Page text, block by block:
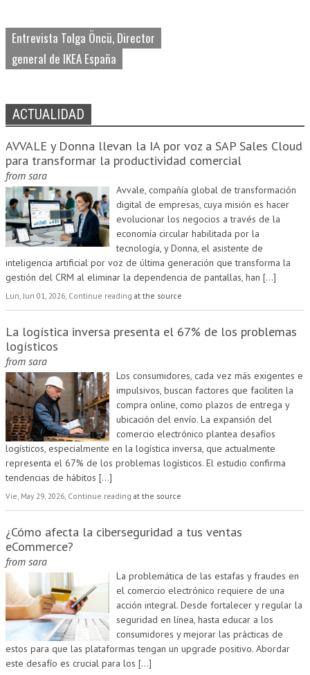
Entrevista Tolga Öncü, Director
general de IKEA España
ACTUALIDAD
AVVALE y Donna llevan la IA por voz a SAP Sales Cloud
para transformar la productividad comercial
from sara
Avvale, compañía global de transformación
digital de empresas, cuya misión es hacer
evolucionar los negocios a través de la
economía circular habilitada por la
tecnología, y Donna, el asistente de
inteligencia artificial por voz de última generación que transforma la
gestión del CRM al eliminar la dependencia de pantallas, han [...]
Lun, Jun 01, 2026, Continue reading at the source
La logística inversa presenta el 67% de los problemas
logísticos
from sara
Los consumidores, cada vez más exigentes e
impulsivos, buscan factores que faciliten la
compra online, como plazos de entrega y
ubicación del envío. La expansión del
comercio electrónico plantea desafíos
logísticos, especialmente en la logística inversa, que actualmente
representa el 67% de los problemas logísticos. El estudio confirma
tendencias de hábitos [...]
Vie, May 29, 2026, Continue reading at the source
¿Cómo afecta la ciberseguridad a tus ventas
eCommerce?
from sara
La problemática de las estafas y fraudes en
el comercio electrónico requiere de una
acción integral. Desde fortalecer y regular la
seguridad en línea, hasta educar a los
consumidores y mejorar las prácticas de
estos para que las plataformas tengan un upgrade positivo. Abordar
este desafío es crucial para los [...]